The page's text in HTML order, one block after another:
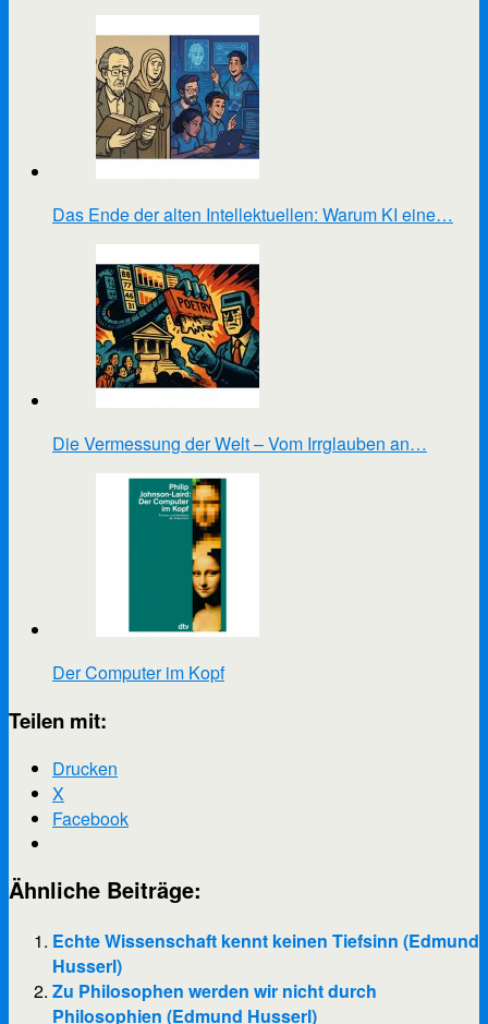
Das Ende der alten Intellektuellen: Warum KI eine…
Die Vermessung der Welt – Vom Irrglauben an…
Der Computer im Kopf
Teilen mit:
Drucken
X
Facebook
Ähnliche Beiträge:
Echte Wissenschaft kennt keinen Tiefsinn (Edmund
Husserl)
Zu Philosophen werden wir nicht durch
Philosophien (Edmund Husserl)